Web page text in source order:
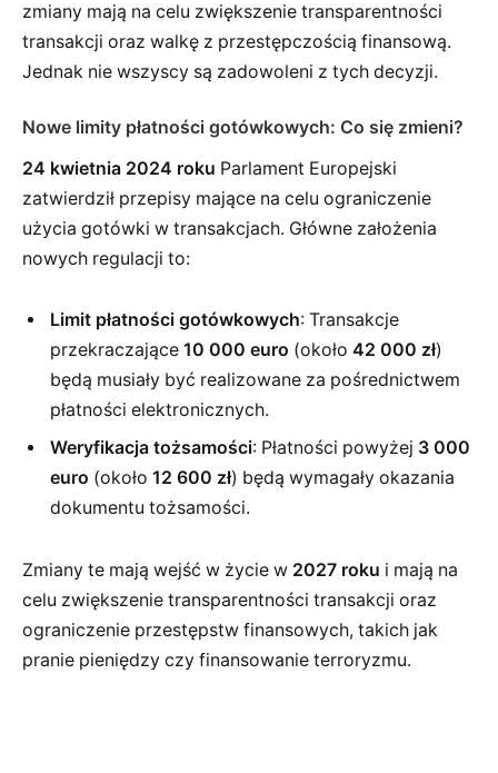
zmiany mają na celu zwiększenie transparentności
transakcji oraz walkę z przestępczością finansową.
Jednak nie wszyscy są zadowoleni z tych decyzji.
Nowe limity płatności gotówkowych: Co się zmieni?
24 kwietnia 2024 roku Parlament Europejski
zatwierdził przepisy mające na celu ograniczenie
użycia gotówki w transakcjach. Główne założenia
nowych regulacji to:
Limit płatności gotówkowych: Transakcje
przekraczające 10 000 euro (około 42 000 zł)
będą musiały być realizowane za pośrednictwem
płatności elektronicznych.
Weryfikacja tożsamości: Płatności powyżej 3 000
euro (około 12 600 zł) będą wymagały okazania
dokumentu tożsamości.
Zmiany te mają wejść w życie w 2027 roku i mają na
celu zwiększenie transparentności transakcji oraz
ograniczenie przestępstw finansowych, takich jak
pranie pieniędzy czy finansowanie terroryzmu.